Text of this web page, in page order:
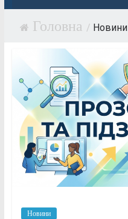
/ Новини
Новини